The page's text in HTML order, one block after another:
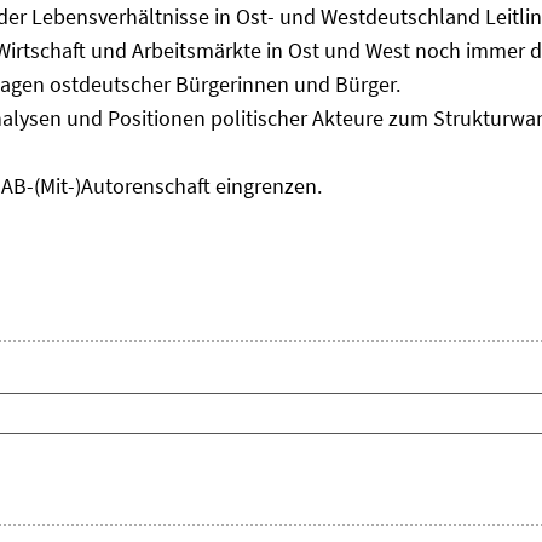
Lebensverhältnisse in Ost- und Westdeutschland
und Arbeitsmärkte in Ost und West noch
ostdeutscher Bürgerinnen und Bürger.
und Positionen politischer Akteure zum
(Mit-)Autorenschaft eingrenzen.